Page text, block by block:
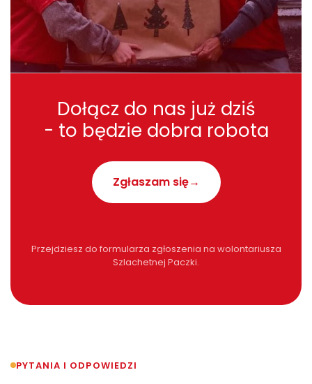
Dołącz do nas już dziś
- to będzie dobra robota
Zgłaszam się
Przejdziesz do formularza zgłoszenia na wolontariusza
Szlachetnej Paczki.
PYTANIA I ODPOWIEDZI